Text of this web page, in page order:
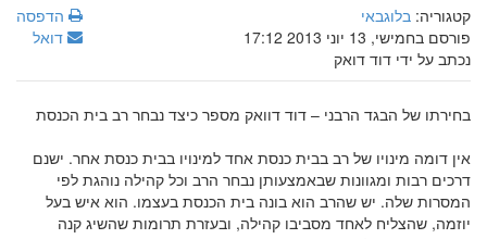
הדפסה
דואל
קטגוריה: בלוגבאי
פורסם בחמישי, 13 יוני 2013 17:12
נכתב על ידי דוד דואק
בחירתו של הבגד הרבני – דוד דוואק מספר כיצד נבחר רב בית הכנסת
אין דומה מינויו של רב בבית כנסת אחד למינויו בבית כנסת אחר. ישנם
דרכים רבות ומגוונות שבאמצעותן נבחר הרב וכל קהילה נוהגת לפי
המסרות שלה. יש שהרב הוא בונה בית הכנסת בעצמו. הוא איש בעל
יוזמה, שהצליח לאחד מסביבו קהילה, ובעזרת תרומות שהשיג קנה